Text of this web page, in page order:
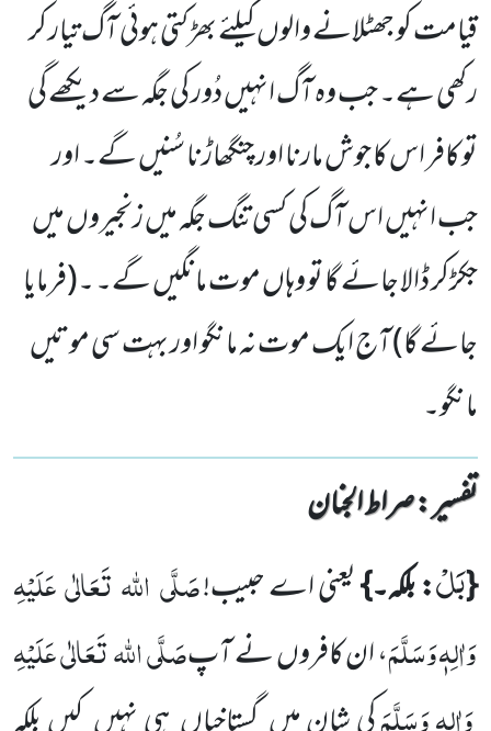
قیامت کو جھٹلانے والوں کیلئے بھڑکتی ہوئی آگ تیار کر
رکھی ہے۔ جب وہ آگ انہیں دُور کی جگہ سے دیکھے گی
تو کافر اس کا جوش مارنا اور چنگھاڑنا سُنیں گے۔ اور
جب انہیں اس آگ کی کسی تنگ جگہ میں زنجیروں میں
جکڑکر ڈالا جائے گا تو وہاں موت مانگیں گے۔ ۔(فرمایا
جائے گا) آج ایک موت نہ مانگو اور بہت سی موتیں
مانگو۔
تفسیر : ‎صراط الجنان
{بَلْ: بلکہ۔}یعنی اے حبیب!صَلَّی اللہتَعَالٰیعَلَیْہِ
وَاٰلِہٖ وَسَلَّمَ، ان کافروںنے آپصَلَّیاللہتَعَالٰیعَلَیْہِ
وَاٰلِہٖ وَسَلَّمَ